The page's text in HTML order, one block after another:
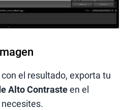
el resultado, exporta tu
Alto Contrasteen el